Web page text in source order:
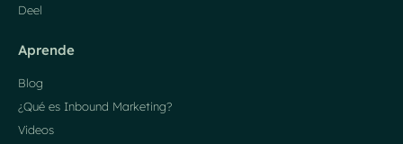
Deel
Aprende
Blog
¿Qué es Inbound Marketing?
Videos